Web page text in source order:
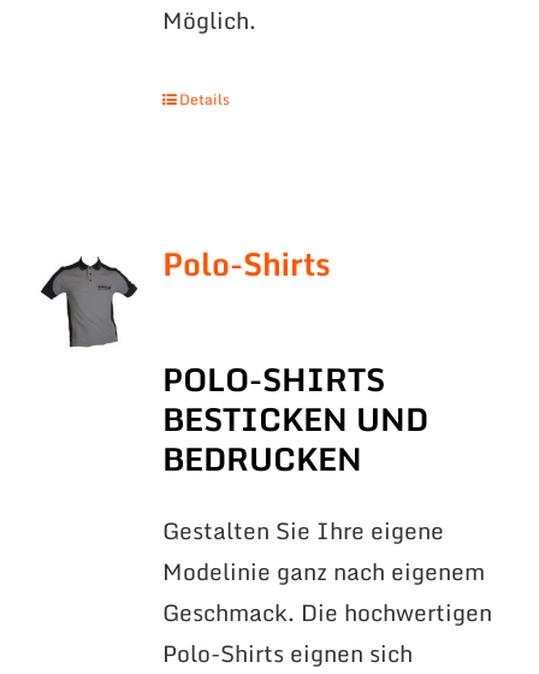
Möglich.
Details
Polo-Shirts
POLO-SHIRTS
BESTICKEN UND
BEDRUCKEN
Gestalten Sie Ihre eigene
Modelinie ganz nach eigenem
Geschmack. Die hochwertigen
Polo-Shirts eignen sich